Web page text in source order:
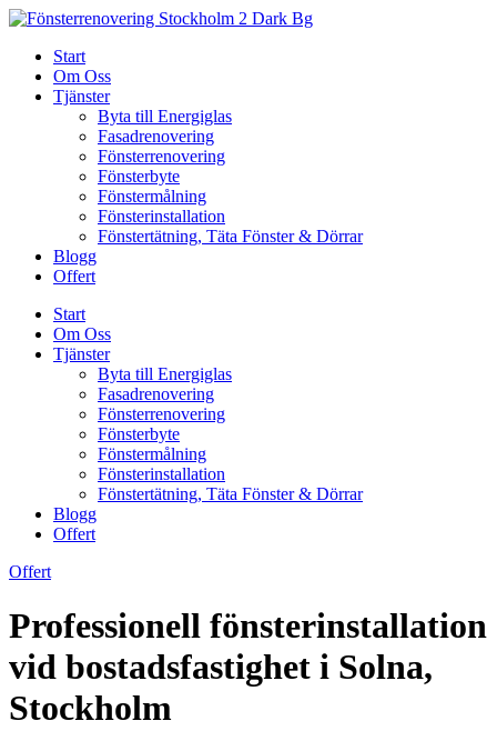
Skip
contentStart
Om Oss
Tjänster
Byta till Energiglas
Fasadrenovering
Fönsterrenovering
Fönsterbyte
Fönstermålning
Fönsterinstallation
Fönstertätning, Täta Fönster & Dörrar
Blogg
Offert
Start
Om Oss
Tjänster
Byta till Energiglas
Fasadrenovering
Fönsterrenovering
Fönsterbyte
Fönstermålning
Fönsterinstallation
Fönstertätning, Täta Fönster & Dörrar
Blogg
Offert
Offert
Professionell fönsterinstallation
vid bostadsfastighet i Solna,
Stockholm